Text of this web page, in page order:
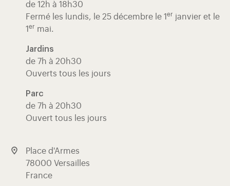
de 12h à 18h30
Fermé les lundis, le 25 décembre le 1 er janvier et le
1 er mai.
Jardins
de 7h à 20h30
Ouverts tous les jours
Parc
de 7h à 20h30
Ouvert tous les jours
Place d'Armes
78000 Versailles
France